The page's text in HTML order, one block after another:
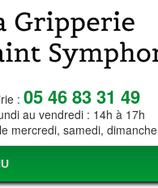
: 05 46 83 31 49
au vendredi : 14h à 17h
mercredi, samedi,